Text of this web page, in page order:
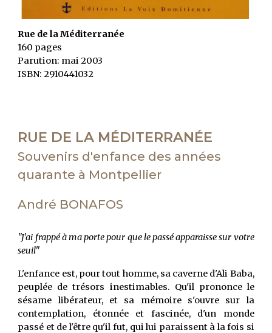
Rue de la Méditerranée
160 pages
Parution: mai 2003
ISBN: 2910441032
RUE DE LA MÉDITERRANÉE
Souvenirs d'enfance des années
quarante à Montpellier
André BONAFOS
"J'ai frappé à ma porte pour que le passé apparaisse sur votre
seuil"
L'enfance est, pour tout homme, sa caverne d'Ali Baba,
peuplée de trésors inestimables. Qu'il prononce le
sésame libérateur, et sa mémoire s'ouvre sur la
contemplation, étonnée et fascinée, d'un monde
passé et de l'être qu'il fut, qui lui paraissent à la fois si